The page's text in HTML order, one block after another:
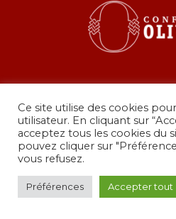
36 rue de
© Copyright 2024 -
Ce site utilise des cookies
utilisateur. En cliquant sur
acceptez tous les cookies du
pouvez cliquer sur
vous refusez.
Préférences Accepter tout